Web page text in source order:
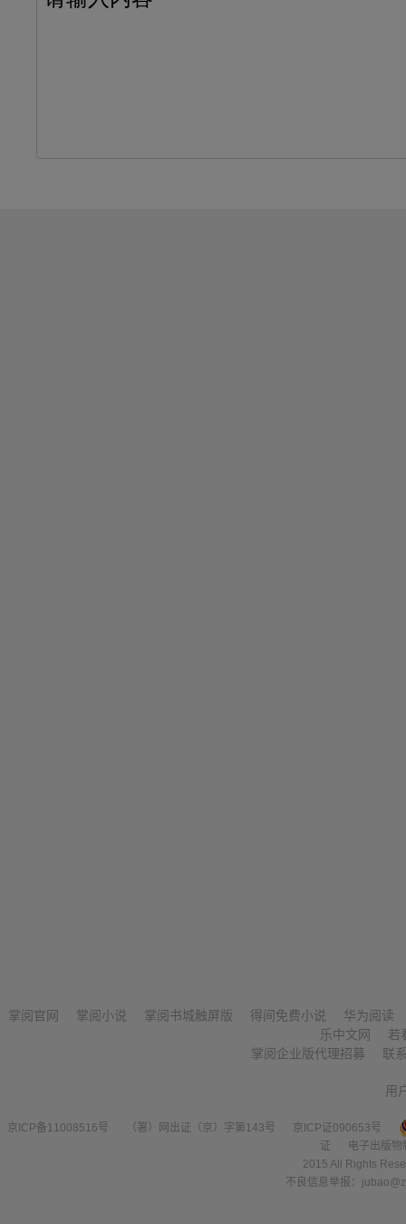
掌阅官网 掌阅小说 掌阅书城触屏版 得间免费小说
华为阅读
乐中文网
若
掌阅企业版代理招募
联
用
京ICP备11008516号 （署）网出证（京）字第143号
京ICP证090653号
证
电子出版
2015 All Rights
不良信息举报：